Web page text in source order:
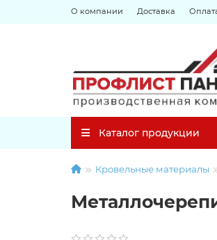
О компании Доставка
Каталог продукции
Кровельные материалы